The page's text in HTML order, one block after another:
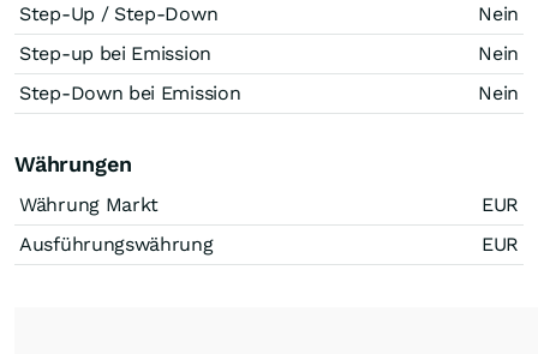
Step-Up / Step-Down
Nein
Step-up bei Emission
Nein
Step-Down bei Emission
Nein
Währungen
Währung Markt
EUR
Ausführungswährung
EUR